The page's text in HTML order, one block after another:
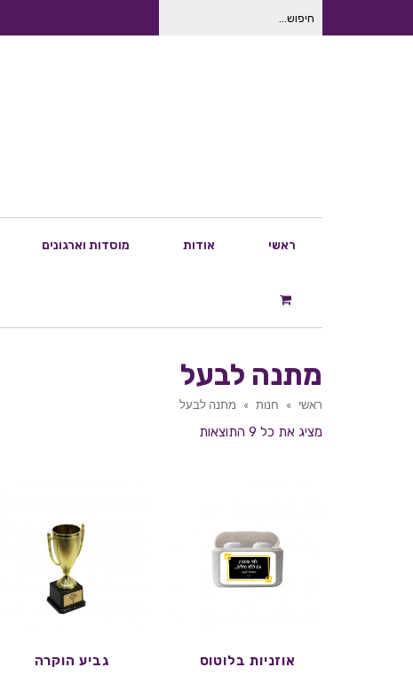
חיפוש
ראשי אודות מוסדות וארגונים
מתנה לבעל
ראשי » חנות » מתנה לבעל
מציג את כל 9 התוצאות
אוזניות בלוטוס גביע הוקרה